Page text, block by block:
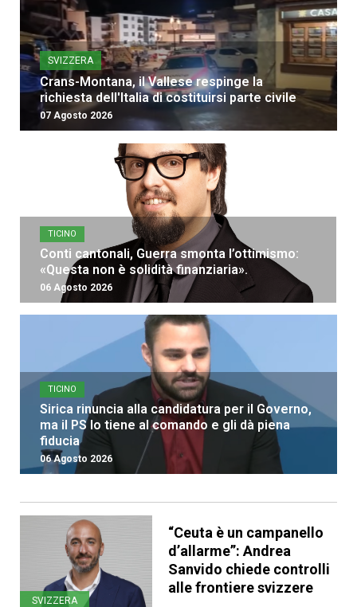
SVIZZERA
Crans-Montana, il Vallese respinge la
richiesta dell'Italia di costituirsi parte civile
07 Agosto 2026
TICINO
Conti cantonali, Guerra smonta l’ottimismo:
«Questa non è solidità finanziaria».
06 Agosto 2026
TICINO
Sirica rinuncia alla candidatura per il Governo,
ma il PS lo tiene al comando e gli dà piena
fiducia
06 Agosto 2026
SVIZZERA
“Ceuta è un campanello
d’allarme”: Andrea
Sanvido chiede controlli
alle frontiere svizzere